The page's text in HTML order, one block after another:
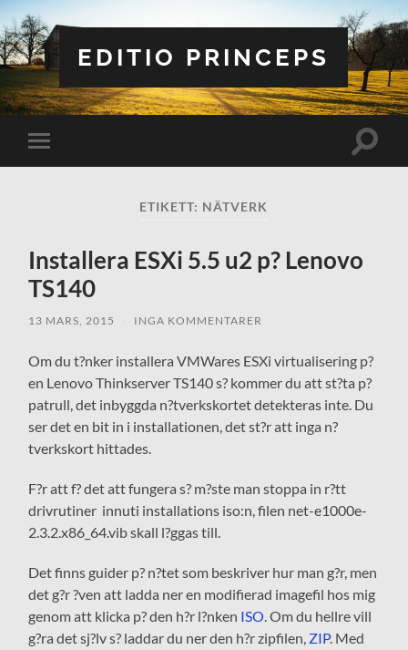
EDITIO PRINCEPS
Slå
på/av
Slå
ETIKETT: NÄTVERK
Installera ESXi 5.5 u2 p? Lenovo
TS140
13 MARS, 2015 INGA KOMMENTARER
Om du t?nker installera VMWares ESXi virtualisering p?
en Lenovo Thinkserver TS140 s? kommer du att st?ta p?
patrull, det inbyggda n?tverkskortet detekteras inte. Du
ser det en bit in i installationen, det st?r att inga n?
tverkskort hittades.
F?r att f? det att fungera s? m?ste man stoppa in r?tt
drivrutiner innuti installations iso:n, filen net-e1000e-
2.3.2.x86_64.vib skall l?ggas till.
Det finns guider p? n?tet som beskriver hur man g?r, men
det g?r ?ven att ladda ner en modifierad imagefil hos mig
genom att klicka p? den h?r l?nken ISO. Om du hellre vill
g?ra det sj?lv s? laddar du ner den h?r zipfilen, ZIP. Med